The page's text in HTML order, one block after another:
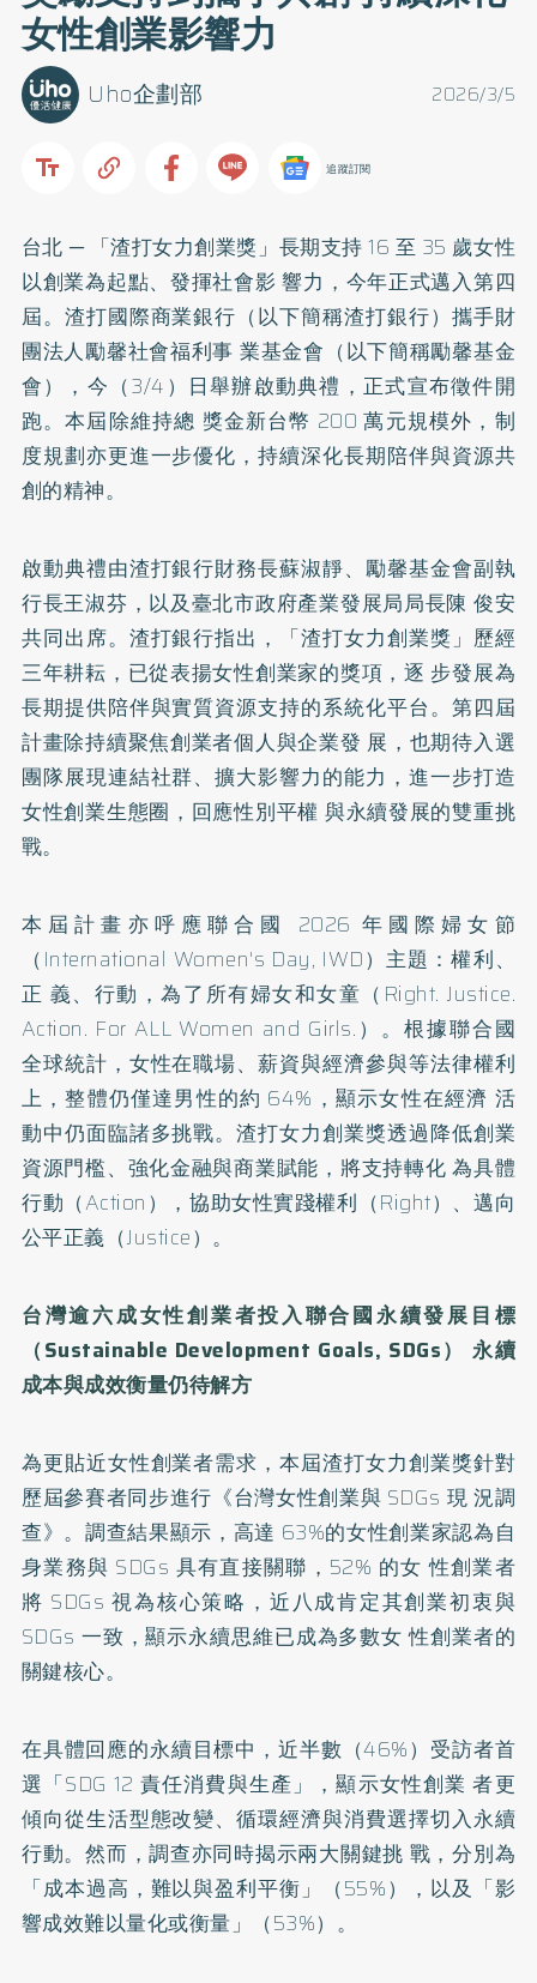
女性創業影響力
2026/3/5
Uho企劃部
追蹤訂閱
台北 ─ 「渣打女力創業獎」長期支持 16 至 35 歲女性
以創業為起點、發揮社會影 響力，今年正式邁入第四
屆。渣打國際商業銀行（以下簡稱渣打銀行）攜手財
團法人勵馨社會福利事 業基金會（以下簡稱勵馨基金
會），今（3/4）日舉辦啟動典禮，正式宣布徵件開
跑。本屆除維持總 獎金新台幣 200 萬元規模外，制
度規劃亦更進一步優化，持續深化長期陪伴與資源共
創的精神。
啟動典禮由渣打銀行財務長蘇淑靜、勵馨基金會副執
行長王淑芬，以及臺北市政府產業發展局局長陳 俊安
共同出席。渣打銀行指出，「渣打女力創業獎」歷經
三年耕耘，已從表揚女性創業家的獎項，逐 步發展為
長期提供陪伴與實質資源支持的系統化平台。第四屆
計畫除持續聚焦創業者個人與企業發 展，也期待入選
團隊展現連結社群、擴大影響力的能力，進一步打造
女性創業生態圈，回應性別平權 與永續發展的雙重挑
戰。
本屆計畫亦呼應聯合國 2026 年國際婦女節
（International Women's Day, IWD）主題：權利、
正 義、行動，為了所有婦女和女童（Right. Justice.
Action. For ALL Women and Girls.）。根據聯合國
全球統計，女性在職場、薪資與經濟參與等法律權利
上，整體仍僅達男性的約 64%，顯示女性在經濟 活
動中仍面臨諸多挑戰。渣打女力創業獎透過降低創業
資源門檻、強化金融與商業賦能，將支持轉化 為具體
行動（Action），協助女性實踐權利（Right）、邁向
公平正義（Justice）。
台灣逾六成女性創業者投入聯合國永續發展目標
（Sustainable Development Goals, SDGs） 永續
成本與成效衡量仍待解方
為更貼近女性創業者需求，本屆渣打女力創業獎針對
歷屆參賽者同步進行《台灣女性創業與 SDGs 現 況調
查》。調查結果顯示，高達 63%的女性創業家認為自
身業務與 SDGs 具有直接關聯，52% 的女 性創業者
將 SDGs 視為核心策略，近八成肯定其創業初衷與
SDGs 一致，顯示永續思維已成為多數女 性創業者的
關鍵核心。
在具體回應的永續目標中，近半數（46%）受訪者首
選「SDG 12 責任消費與生產」，顯示女性創業 者更
傾向從生活型態改變、循環經濟與消費選擇切入永續
行動。然而，調查亦同時揭示兩大關鍵挑 戰，分別為
「成本過高，難以與盈利平衡」（55%），以及「影
響成效難以量化或衡量」（53%）。